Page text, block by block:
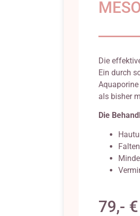
Die
Ein durch
als bisher
Die
79,- €